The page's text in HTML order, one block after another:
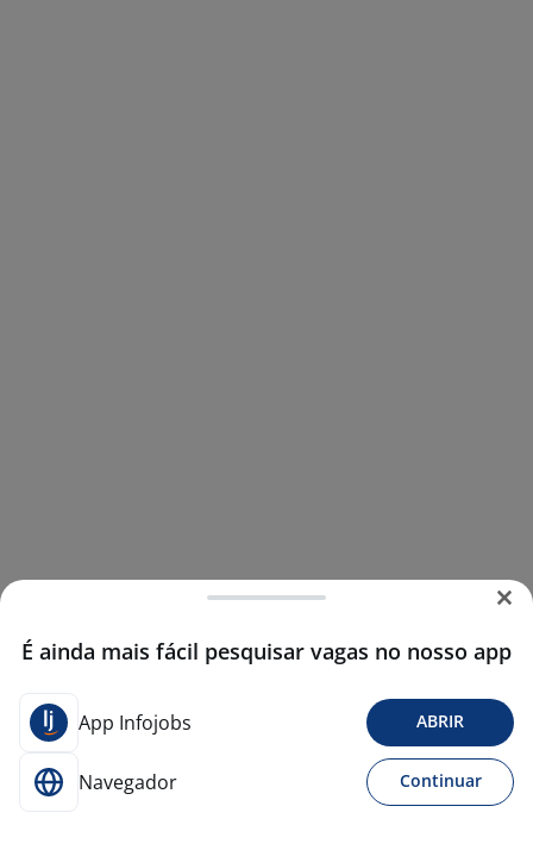
É ainda mais fácil pesquisar vagas no nosso app
App Infojobs ABRIR
Navegador Continuar